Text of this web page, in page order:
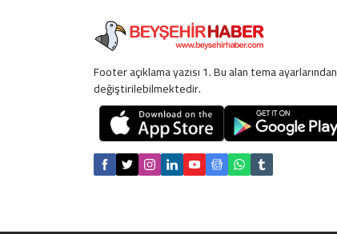
Footer açıklama yazısı 1. Bu alan tema ayarlarından
değiştirilebilmektedir.